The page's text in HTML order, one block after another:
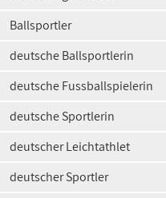
Ballsportler
deutsche Ballsportlerin
deutsche Fussballspielerin
deutsche Sportlerin
deutscher Leichtathlet
deutscher Sportler